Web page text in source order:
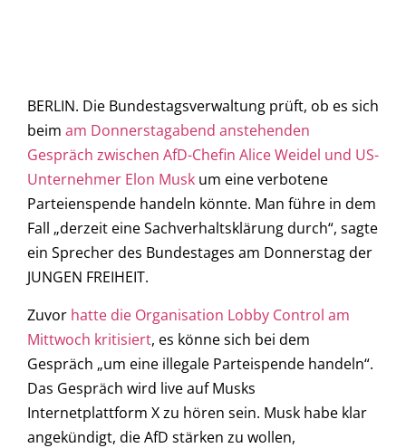
BERLIN. Die Bundestagsverwaltung prüft, ob es sich
beim am Donnerstagabend anstehenden
Gespräch zwischen AfD-Chefin Alice Weidel und US-
Unternehmer Elon Musk um eine verbotene
Parteienspende handeln könnte. Man führe in dem
Fall „derzeit eine Sachverhaltsklärung durch“, sagte
ein Sprecher des Bundestages am Donnerstag der
JUNGEN FREIHEIT.
Zuvor hatte die Organisation Lobby Control am
Mittwoch kritisiert, es könne sich bei dem
Gespräch „um eine illegale Parteispende handeln“.
Das Gespräch wird live auf Musks
Internetplattform X zu hören sein. Musk habe klar
angekündigt, die AfD stärken zu wollen,